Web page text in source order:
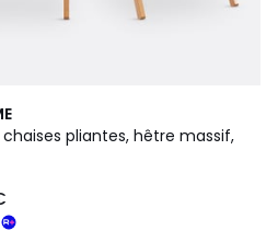
chaises pliantes, hêtre massif,